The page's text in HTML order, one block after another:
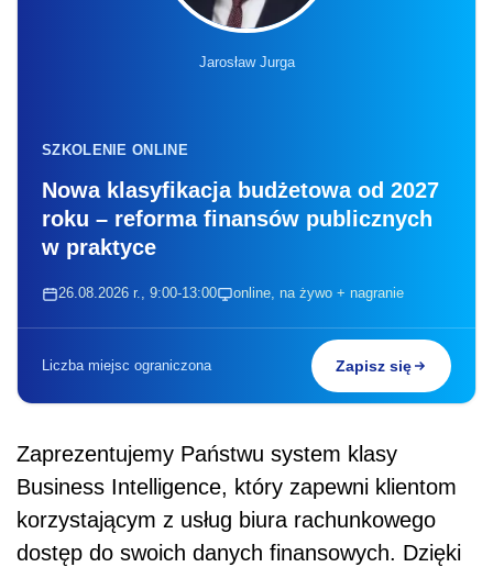
Jarosław Jurga
SZKOLENIE ONLINE
Nowa klasyfikacja budżetowa od 2027
roku – reforma finansów publicznych
w praktyce
26.08.2026 r., 9:00-13:00 online, na żywo + nagranie
Liczba miejsc ograniczona Zapisz się
Zaprezentujemy Państwu system klasy
Business Intelligence, który zapewni klientom
korzystającym z usług biura rachunkowego
dostęp do swoich danych finansowych. Dzięki